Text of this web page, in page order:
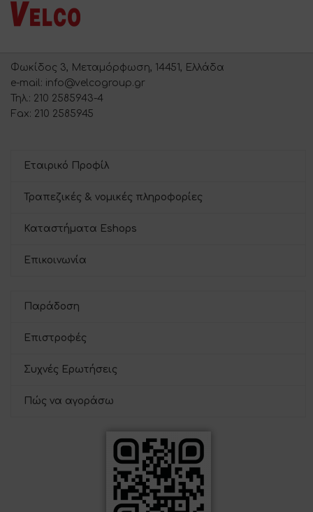
Φωκίδος 3, Μεταμόρφωση, 14451, Ελλάδα
e-mail: info@velcogroup.gr
Τηλ.: 210 2585943-4
Fax: 210 2585945
Εταιρικό Προφίλ
Τραπεζικές & νομικές πληροφορίες
Καταστήματα Eshops
Επικοινωνία
Παράδοση
Επιστροφές
Συχνές Ερωτήσεις
Πώς να αγοράσω